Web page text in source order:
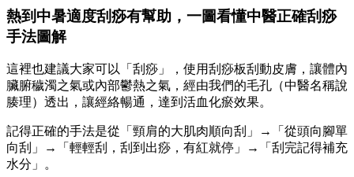
熱到中暑適度刮痧有幫助，一圖看懂中醫正確刮痧
手法圖解
這裡也建議大家可以「刮痧」，使用刮痧板刮動皮膚，讓體內
臟腑穢濁之氣或內部鬱熱之氣，經由我們的毛孔（中醫名稱說
腠理）透出，讓經絡暢通，達到活血化瘀效果。
記得正確的手法是從「頸肩的大肌肉順向刮」→「從頭向腳單
向刮」→「輕輕刮，刮到出痧，有紅就停」→「刮完記得補充
水分」。